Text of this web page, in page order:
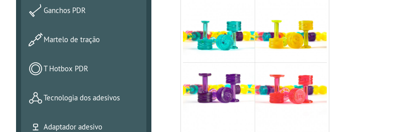
Ganchos PDR
Martelo de tração
T Hotbox PDR
Tecnologia dos adesivos
Adaptador adesivo